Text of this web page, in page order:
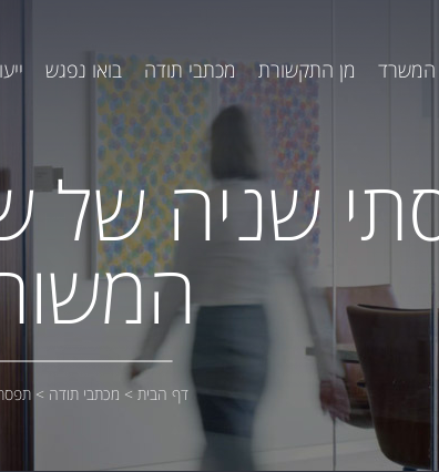
המשרד מן התקשורת מכתבי תודה בואו נפגש
שניה של
דף הבית > מכתבי תודה >